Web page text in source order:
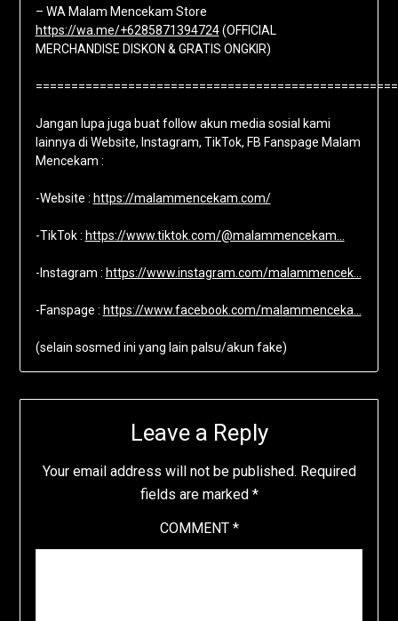
– WA Malam Mencekam Store
https://wa.me/+6285871394724(OFFICIAL
MERCHANDISE DISKON & GRATIS ONGKIR)
Jangan lupa juga buat follow akun media sosial kami
lainnya di Website, Instagram, TikTok, FB Fanspage Malam
Mencekam :
-Website : https://malammencekam.com/
-TikTok : https://www.tiktok.com/@malammencekam…
-Instagram : https://www.instagram.com/malammencek…
-Fanspage : https://www.facebook.com/malammenceka…
(selain sosmed ini yang lain palsu/akun fake)
Leave a Reply
Your email address will not be published. Required
fields are marked *
COMMENT *